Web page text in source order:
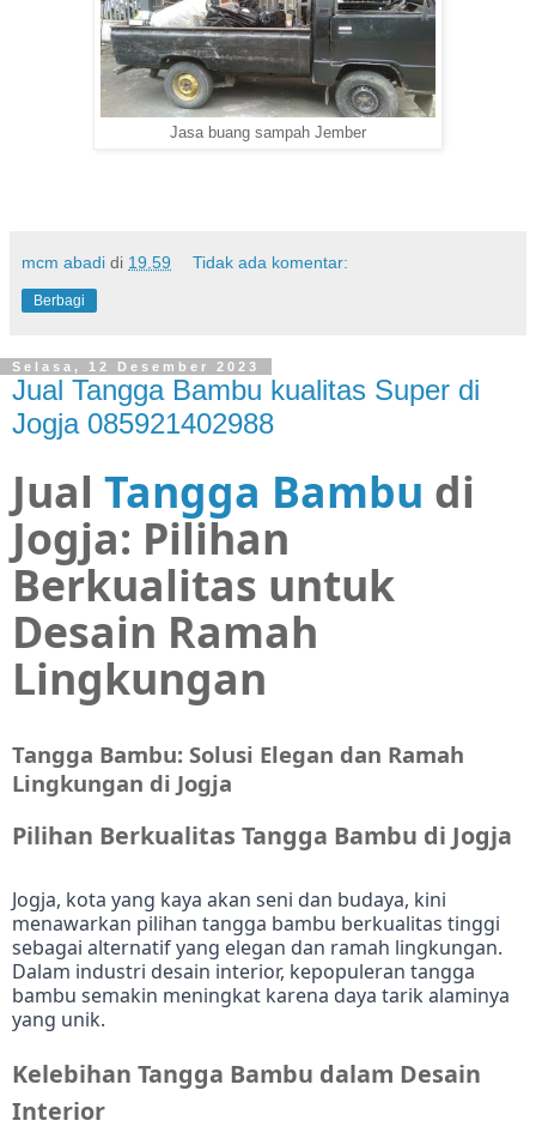
Jasa buang sampah Jember
mcm abadi di 19.59 Tidak ada komentar:
Berbagi
Selasa, 12 Desember 2023
Jual Tangga Bambu kualitas Super di
Jogja 085921402988
Jual Tangga Bambu di
Jogja: Pilihan
Berkualitas untuk
Desain Ramah
Lingkungan
Tangga Bambu: Solusi Elegan dan Ramah
Lingkungan di Jogja
Pilihan Berkualitas Tangga Bambu di Jogja
Jogja, kota yang kaya akan seni dan budaya, kini
menawarkan pilihan tangga bambu berkualitas tinggi
sebagai alternatif yang elegan dan ramah lingkungan.
Dalam industri desain interior, kepopuleran tangga
bambu semakin meningkat karena daya tarik alaminya
yang unik.
Kelebihan Tangga Bambu dalam Desain
Interior